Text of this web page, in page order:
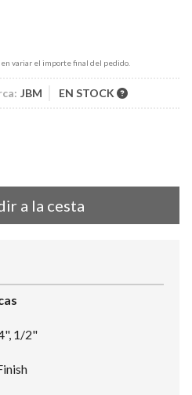
variar el importe final del pedido.
JBM EN STOCK
a la cesta
1/2"